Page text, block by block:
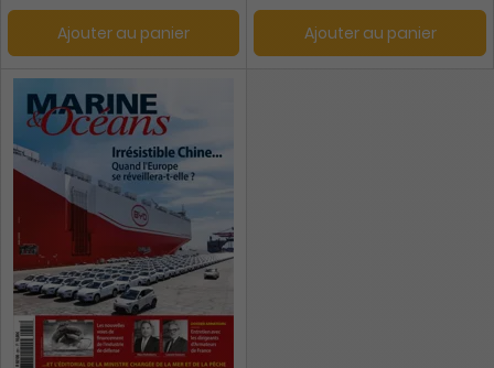
Ajouter au panier Ajouter au panier